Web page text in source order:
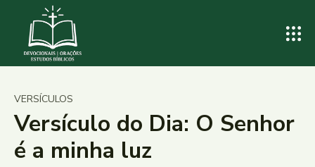
VERSÍCULOS
Versículo do Dia: O Senhor
é a minha luz